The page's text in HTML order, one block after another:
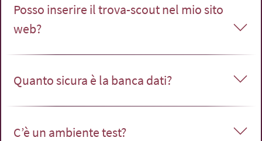
Posso inserire il trova-scout nel mio sito
web?
Quanto sicura è la banca dati?
C’è un ambiente test?